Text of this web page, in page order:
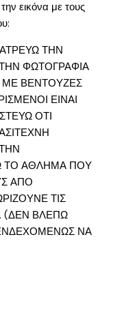
εικόνα με τους
ΤΗΝ
ΦΩΤΟΓΡΑΦΙΑ
ΜΕ ΒΕΝΤΟΥΖΕΣ
ΕΙΝΑΙ
ΟΤΙ
ΤΟ ΑΘΛΗΜΑ ΠΟΥ
ΑΠΟ
ΤΙΣ
(ΔΕΝ ΒΛΕΠΩ
ΝΑ